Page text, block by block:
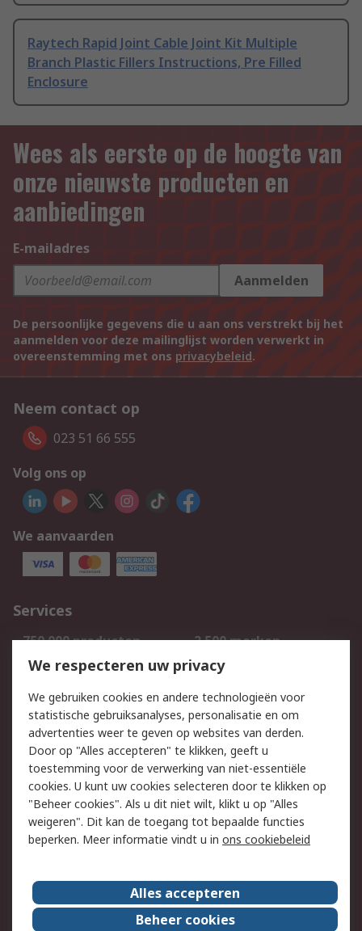
Raytech Rapid Joint Cable Joint Kit Multiple
Branch Plastic Fillers Instructions, Pre Filled
Enclosure
Wees als eerste op de hoogte van
onze nieuwste producten en
aanbiedingen
E-mailadres
Aanmelden
De persoonlijke gegevens die u aan ons verstrekt bij het
aanmelden voor deze mailinglijst worden verwerkt in
overeenstemming met ons privacybeleid.
Neem contact op
023 51 66 555
Volg ons op
We aanvaarden
Services
750.000 producten
2.500 merken
Bestellen
Inkoopoplossingen
Track & Trace
Wettelijk
Cookiebeleid
Email veiligheid
Privacybeleid
Websitevoorwaarden
Algemene
verkoopvoorwaarden
Over RS
RS Group
Over ons
We respecteren uw privacy
We gebruiken cookies en andere technologieën voor
statistische gebruiksanalyses, personalisatie en om
advertenties weer te geven op websites van derden.
Door op "Alles accepteren" te klikken, geeft u
toestemming voor de verwerking van niet-essentiële
cookies. U kunt uw cookies selecteren door te klikken op
"Beheer cookies". Als u dit niet wilt, klikt u op "Alles
weigeren". Dit kan de toegang tot bepaalde functies
beperken. Meer informatie vindt u in ons cookiebeleid
Alles accepteren
Beheer cookies